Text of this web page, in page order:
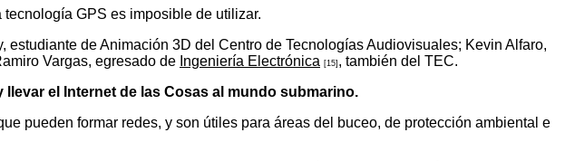
GPS es imposible de utilizar.
de Animación 3D del Centro de Tecnologías Audiovisuales; Kevin Alfaro,
Vargas, egresado de Ingeniería Electrónica [15] , también del TEC.
el Internet de las Cosas al mundo submarino.
pueden formar redes, y son útiles para áreas del buceo, de protección ambiental e